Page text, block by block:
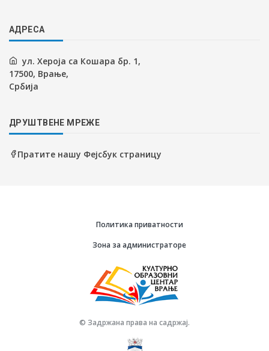
АДРЕСА
ул. Хероја са Кошара бр. 1,
17500, Врање,
Србија
ДРУШТВЕНЕ МРЕЖЕ
Пратите нашу Фејсбук страницу
Политика приватности
Зона за администраторе
© Задржана права на садржај.